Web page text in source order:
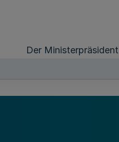
Der Ministerpräsident